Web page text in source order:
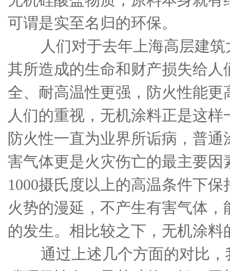
可谓是实至名归的环保。
人们对于去年上海高层建筑
其所造成的生命和财产损失给人
全、耐高温性更强，防火性能
人们的重视，无机涂料正是这
防火性一直为业界所诟病，普
害气体更是火灾伤亡的最主要因
1000摄氏度以上的高温条件下
火势的漫延，不产生有害气体
的发生。相比较之下，无机涂
通过上述几个方面的对比，